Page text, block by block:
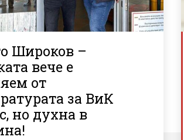
Широков –
вече е
от
за ВиК
но духна в